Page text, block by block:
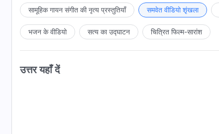
सामूहिक गायन संगीत की नृत्य प्रस्तुतियाँ समवेत वीडियो शृंखला
भजन के वीडियो सत्य का उद्घाटन चित्रित फिल्म-सारांश
उत्तर यहाँ दें